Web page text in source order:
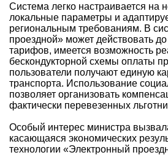
Система легко настраивается на
локальные параметры и
региональным требованиям. В
проездной» может действовать
тарифов, имеется возможность
бескондукторной схемы оплаты
пользователи получают единую
транспорта. Использование
позволяет организовать
фактически перевезенных
Особый интерес министра
касающаяся экономических
технологии «Электронный